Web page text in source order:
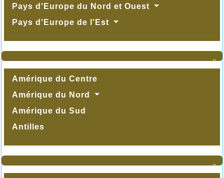
Pays d'Europe du Nord et Ouest
Pays d'Europe de l'Est

Amérique du Centre
Amérique du Nord
Amérique du Sud
Antilles
